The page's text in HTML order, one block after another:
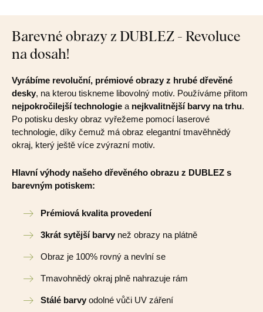
Barevné obrazy z DUBLEZ - Revoluce
na dosah!
Vyrábíme revoluční, prémiové obrazy z hrubé dřevěné
desky, na kterou tiskneme libovolný motiv. Používáme přitom
nejpokročilejší technologie a nejkvalitnější barvy na trhu.
Po potisku desky obraz vyřežeme pomocí laserové
technologie, díky čemuž má obraz elegantní tmavěhnědý
okraj, který ještě více zvýrazní motiv.
Hlavní výhody našeho dřevěného obrazu z DUBLEZ s
barevným potiskem:
Prémiová kvalita provedení
3krát sytější barvy než obrazy na plátně
Obraz je 100% rovný a nevlní se
Tmavohnědý okraj plně nahrazuje rám
Stálé barvy odolné vůči UV záření